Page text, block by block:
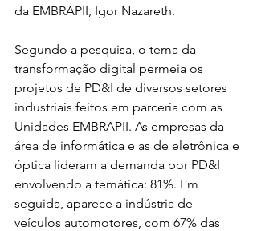
da EMBRAPII, Igor Nazareth.
Segundo a pesquisa, o tema da
transformação digital permeia os
projetos de PD&I de diversos setores
industriais feitos em parceria com as
Unidades EMBRAPII. As empresas da
área de informática e as de eletrônica e
óptica lideram a demanda por PD&I
envolvendo a temática: 81%. Em
seguida, aparece a indústria de
veículos automotores, com 67% das